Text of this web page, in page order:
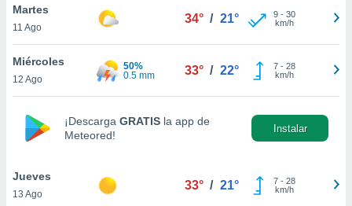
de
aceptar
de
Martes
11 Ago
34° / 21° 9- 30
km/h
Miércoles
12 Ago
50%
0.5 mm
33° / 22° 7- 28
km/h
¡Descarga GRATIS la app de
Meteored!
Instalar
Jueves
13 Ago
33° / 21° 7- 28
km/h